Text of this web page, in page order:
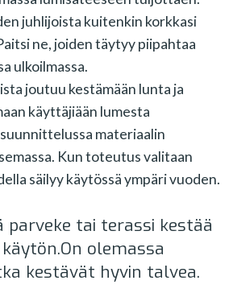
juhlijoista kuitenkin korkkasi
ne, joiden täytyy piipahtaa
ulkoilmassa.
joutuu kestämään lunta ja
käyttäjiään lumesta
materiaalin
Kun toteutus valitaan
säilyy käytössä ympäri vuoden.
parveke tai terassi kestää
olemassa
kestävät hyvin talvea.